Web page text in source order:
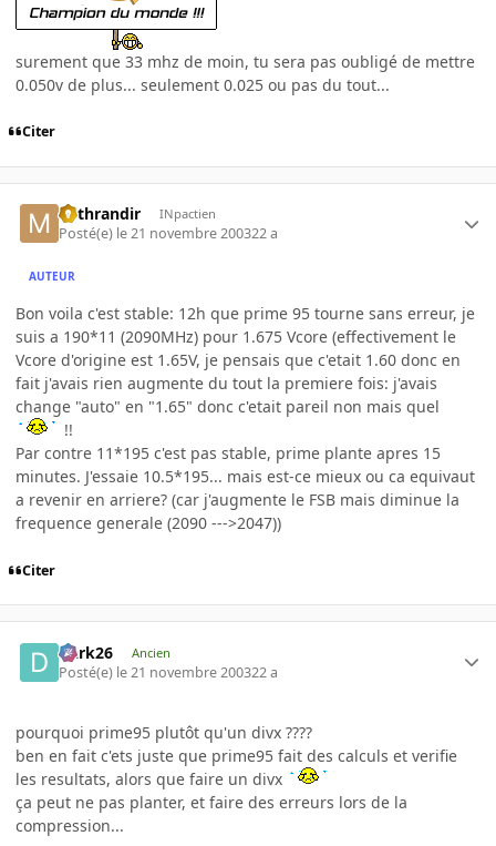
surement que 33 mhz de moin, tu sera pas oubligé de mettre
0.050v de plus... seulement 0.025 ou pas du tout...
Citer
Mithrandir INpactien
Posté(e) le 21 novembre 200322 a
AUTEUR
Bon voila c'est stable: 12h que prime 95 tourne sans erreur, je
suis a 190*11 (2090MHz) pour 1.675 Vcore (effectivement le
Vcore d'origine est 1.65V, je pensais que c'etait 1.60 donc en
fait j'avais rien augmente du tout la premiere fois: j'avais
change "auto" en "1.65" donc c'etait pareil non mais quel
!!
Par contre 11*195 c'est pas stable, prime plante apres 15
minutes. J'essaie 10.5*195... mais est-ce mieux ou ca equivaut
a revenir en arriere? (car j'augmente le FSB mais diminue la
frequence generale (2090 --->2047))
Citer
Dark26 Ancien
Posté(e) le 21 novembre 200322 a
pourquoi prime95 plutôt qu'un divx ????
ben en fait c'ets juste que prime95 fait des calculs et verifie
les resultats, alors que faire un divx
ça peut ne pas planter, et faire des erreurs lors de la
compression...